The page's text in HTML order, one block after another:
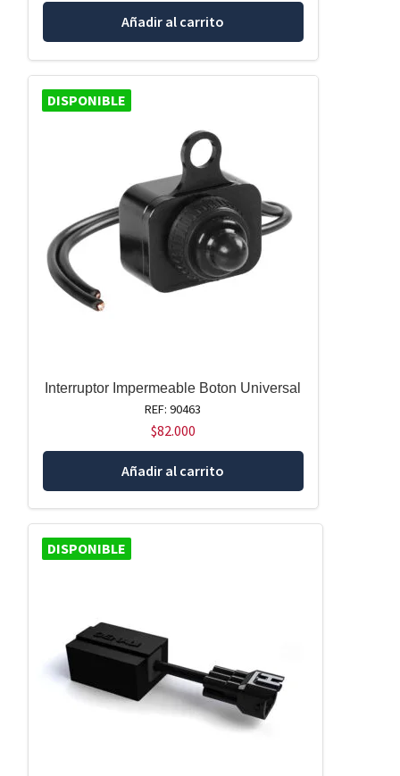
Añadir al carrito
DISPONIBLE
Interruptor Impermeable Boton Universal
REF: 90463
$82.000
Añadir al carrito
DISPONIBLE